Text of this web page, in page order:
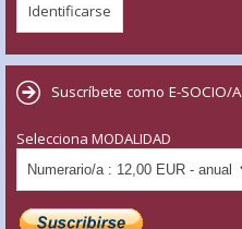
Suscríbete como E-SOCIO/A
Selecciona MODALIDAD